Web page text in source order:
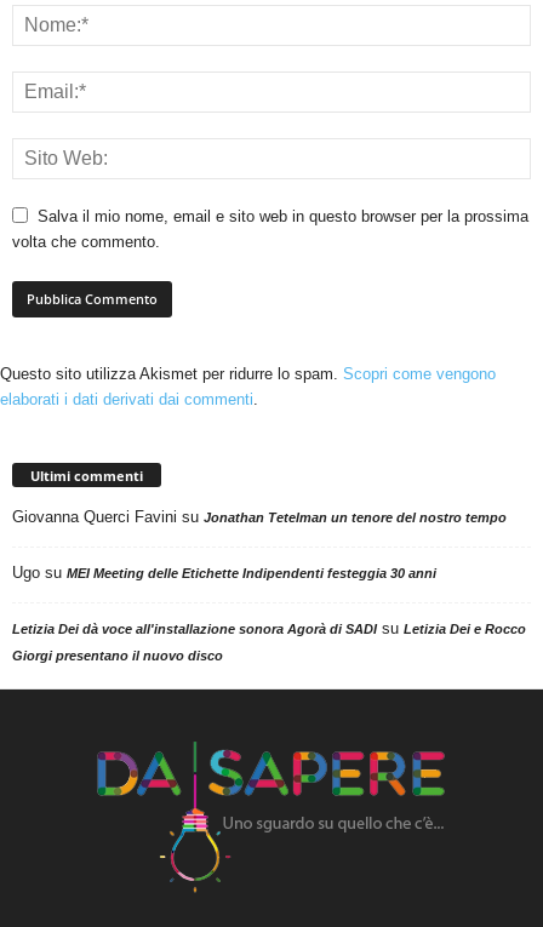
Salva il mio nome, email e sito web in questo browser per la prossima
volta che commento.
Questo sito utilizza Akismet per ridurre lo spam. Scopri come vengono
elaborati i dati derivati dai commenti.
Ultimi commenti
Giovanna Querci Favini su Jonathan Tetelman un tenore del nostro tempo
Ugo su MEI Meeting delle Etichette Indipendenti festeggia 30 anni
Letizia Dei dà voce all'installazione sonora Agorà di SADIsu Letizia Dei e Rocco
Giorgi presentano il nuovo disco